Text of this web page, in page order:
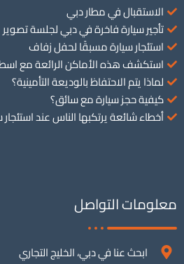
الاستقبال في مطار دبي
تأجير سيارة فاخرة في دبي لجلسة تصوير
استئجار سيارة مسبقًا لحفل زفاف
استكشف هذه الأماكن الرائعة مع
لماذا يتم الاحتفاظ بالوديعة التأمينية؟
كيفية حجز سيارة مع سائق؟
أخطاء شائعة يرتكبها الناس عند
معلومات التواصل
ابحث عنا في دبي، الخليج التجاري